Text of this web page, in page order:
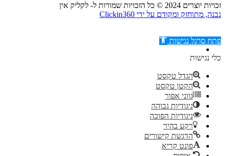
זכויות יוצרים 2024 © כל הזכויות שמורות ל- לקליק אין
נבנה, מתוחזק ומקודם על ידי Clickin360
דילוג לתוכן
פתח סרגל נגישות
כלי נגישות
הגדל טקסט
הקטן טקסט
גווני אפור
ניגודיות גבוהה
ניגודיות הפוכה
רקע בהיר
הדגשת קישורים
פונט קריא